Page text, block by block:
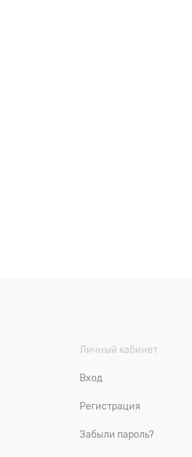
Личный кабинет
Вход
Регистрация
Забыли пароль?